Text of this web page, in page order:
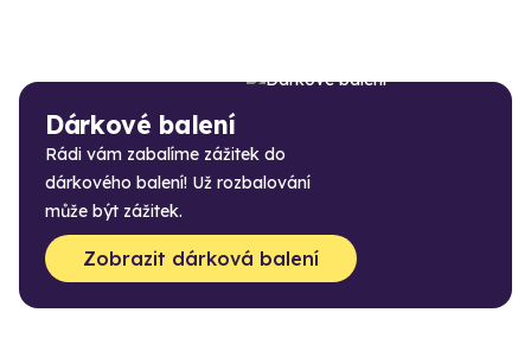
Dárkové balení
Rádi vám zabalíme zážitek do
dárkového balení! Už rozbalování
může být zážitek.
Zobrazit dárková balení